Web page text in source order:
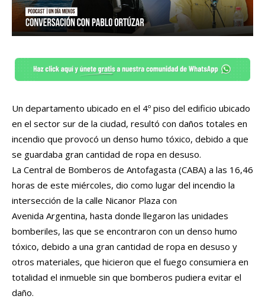
Un departamento ubicado en el 4º piso del edificio ubicado
en el sector sur de la ciudad, resultó con daños totales en
incendio que provocó un denso humo tóxico, debido a que
se guardaba gran cantidad de ropa en desuso.
La Central de Bomberos de Antofagasta (CABA) a las 16,46
horas de este miércoles, dio como lugar del incendio la
intersección de la calle Nicanor Plaza con
Avenida Argentina, hasta donde llegaron las unidades
bomberiles, las que se encontraron con un denso humo
tóxico, debido a una gran cantidad de ropa en desuso y
otros materiales, que hicieron que el fuego consumiera en
totalidad el inmueble sin que bomberos pudiera evitar el
daño.